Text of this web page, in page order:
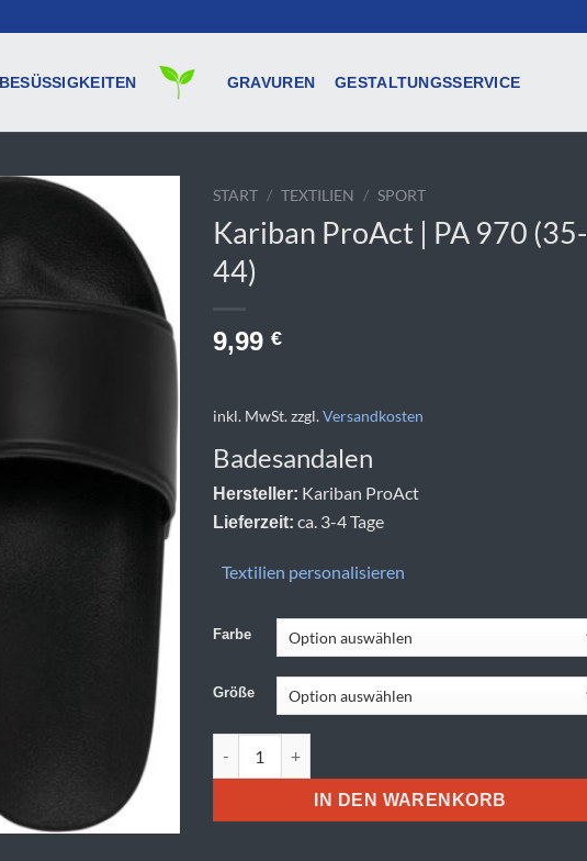
GRAVUREN GESTALTUNGSSERVICE
START / TEXTILIEN / SPORT
Kariban ProAct | PA 970 (35-
44)
9,99 €
inkl. MwSt.zzgl.Versandkosten
Badesandalen
Hersteller: Kariban ProAct
Lieferzeit: ca. 3-4 Tage
Textilien personalisieren
Farbe
Größe
IN DEN WARENKORB